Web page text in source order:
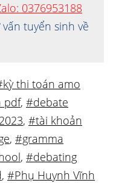
0376953188
tuyển sinh về
thi toán amo
pdf, #debate
, #tài khoản
, #gramma
, #debating
, #Phụ Huynh Vĩnh